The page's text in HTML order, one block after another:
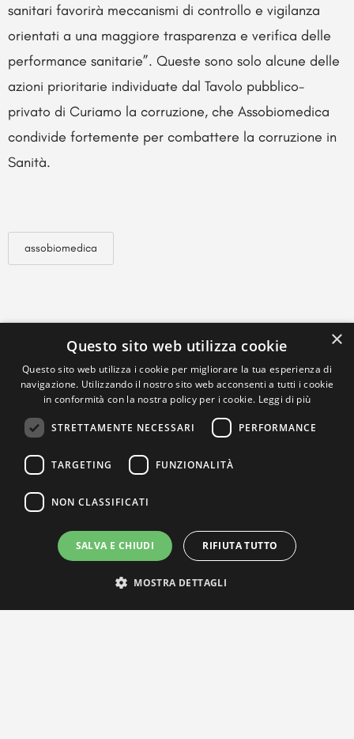
sanitari favorirà meccanismi di controllo e vigilanza
orientati a una maggiore trasparenza e verifica delle
performance sanitarie”. Queste sono solo alcune delle
azioni prioritarie individuate dal Tavolo pubblico-
privato di Curiamo la corruzione, che Assobiomedica
condivide fortemente per combattere la corruzione in
Sanità.
assobiomedica
×
Questo sito web utilizza cookie
Questo sito web utilizza i cookie per migliorare la tua esperienza di
navigazione. Utilizzando il nostro sito web acconsenti a tutti i cookie
in conformità con la nostra policy per i cookie. Leggi di più
STRETTAMENTE NECESSARI PERFORMANCE
TARGETING FUNZIONALITÀ
NON CLASSIFICATI
SALVA E CHIUDI RIFIUTA TUTTO
MOSTRA DETTAGLI